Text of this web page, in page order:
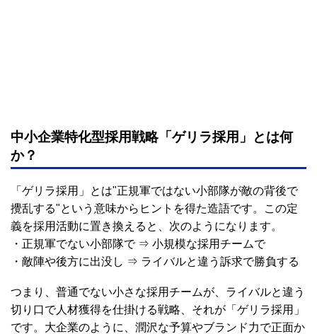
中小企業特化型採用戦略「ゲリラ採用」とは何
か？
「ゲリラ採用」とは"正規軍ではない小部隊が敵の背後で
攪乱する"という意味からヒントを得た造語です。この定
義を採用活動に置き換えると、次のようになります。
・正規軍でない小部隊で ⇒ 小規模な採用チームで
・敵陣や後方に出没し ⇒ ライバルと違う訴求で勝負する
つまり、普通でない小さな採用チームが、ライバルと違う
切り口で人材獲得を仕掛ける戦略、それが「ゲリラ採用」
です。大企業のように、潤沢な予算やブランド力で正面か